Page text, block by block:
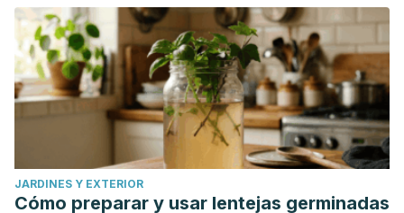
JARDINES Y EXTERIOR
Cómo preparar y usar lentejas germinadas